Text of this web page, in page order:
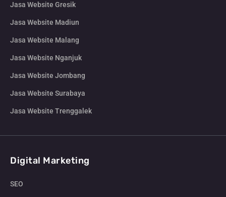
Jasa Website Gresik
Jasa Website Madiun
Jasa Website Malang
Jasa Website Nganjuk
Jasa Website Jombang
Jasa Website Surabaya
Jasa Website Trenggalek
Digital Marketing
SEO